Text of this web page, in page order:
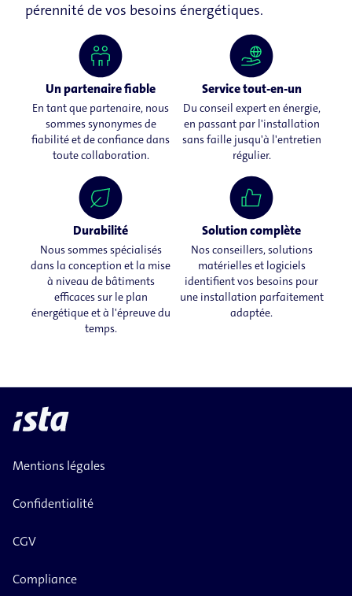
pérennité de vos besoins énergétiques.
Un partenaire fiable
En tant que partenaire, nous
sommes synonymes de
fiabilité et de confiance dans
toute collaboration.
Service tout-en-un
Du conseil expert en énergie,
en passant par l'installation
sans faille jusqu'à l'entretien
régulier.
Durabilité
Nous sommes spécialisés
dans la conception et la mise
à niveau de bâtiments
efficaces sur le plan
énergétique et à l'épreuve du
temps.
Solution complète
Nos conseillers, solutions
matérielles et logiciels
identifient vos besoins pour
une installation parfaitement
adaptée.
Mentions légales
Confidentialité
CGV
Compliance